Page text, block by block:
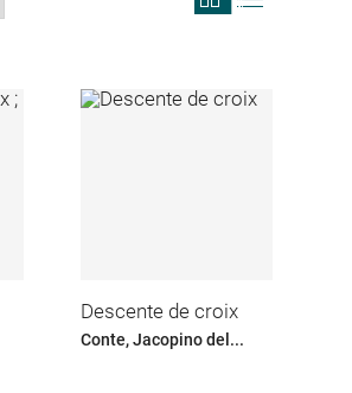
search
format
Descente de croix
Conte, Jacopino del...